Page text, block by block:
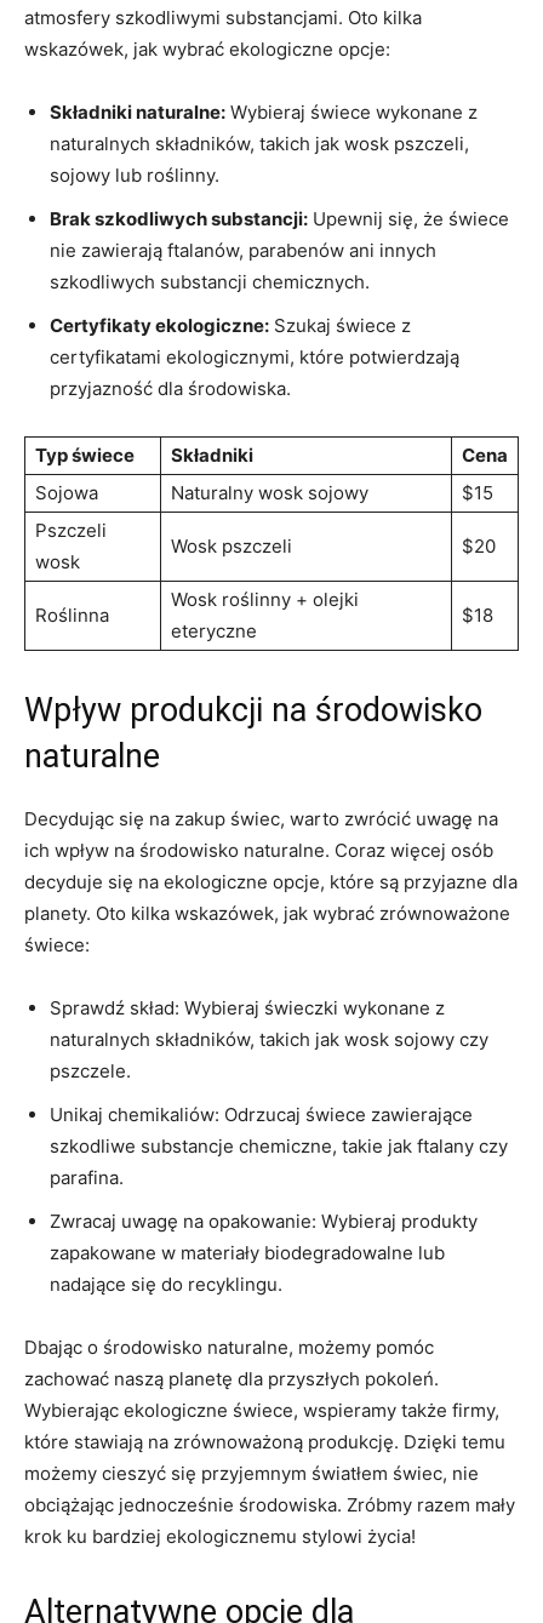
atmosfery ⁤szkodliwymi substancjami. Oto kilka
wskazówek, jak wybrać ekologiczne opcje:
Składniki naturalne: Wybieraj świece wykonane z
‍naturalnych składników, takich jak wosk pszczeli,
sojowy lub ​roślinny.
Brak szkodliwych substancji: Upewnij ‍się, że⁤ świece
nie zawierają ‍ftalanów, ⁢parabenów‌ ani innych
szkodliwych substancji chemicznych.
Certyfikaty ekologiczne: Szukaj świece z
certyfikatami ekologicznymi, które potwierdzają⁣
przyjazność dla środowiska.
Typ⁢ świece Składniki
Cena
Sojowa
Naturalny wosk sojowy
$15
Pszczeli
wosk
Wosk pszczeli $20
Roślinna
Wosk roślinny + olejki
eteryczne
$18
Wpływ produkcji na środowisko
naturalne
Decydując się na zakup świec, warto zwrócić uwagę na‌
ich wpływ na środowisko naturalne. Coraz więcej osób
decyduje się na⁤ ekologiczne opcje,⁤ które są przyjazne dla
planety. ⁢Oto kilka wskazówek, jak wybrać zrównoważone
świece:
Sprawdź skład: Wybieraj świeczki wykonane z
naturalnych składników, ⁣takich jak wosk sojowy czy
pszczele.
Unikaj chemikaliów: ⁤Odrzucaj świece zawierające
szkodliwe substancje ‍chemiczne,⁢ takie jak‌ ftalany czy
parafina.
Zwracaj uwagę ⁢na opakowanie: Wybieraj produkty‍
zapakowane ⁣w ​materiały biodegradowalne lub
nadające się do recyklingu.
Dbając o środowisko naturalne, możemy pomóc
zachować naszą⁤ planetę ‌dla przyszłych pokoleń.
Wybierając ⁢ekologiczne⁢ świece, wspieramy także firmy,‌
które stawiają na zrównoważoną produkcję. Dzięki ⁢temu
możemy ⁤cieszyć​ się przyjemnym⁤ światłem świec, nie
obciążając jednocześnie​ środowiska. Zróbmy razem mały⁤
krok ku ‍bardziej ekologicznemu stylowi‍ życia!
Alternatywne opcje dla